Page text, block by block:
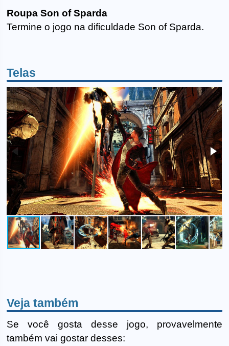
Roupa Son of Sparda
Termine o jogo na dificuldade Son of Sparda.
Telas
Veja também
Se você gosta desse jogo, provavelmente
também vai gostar desses: